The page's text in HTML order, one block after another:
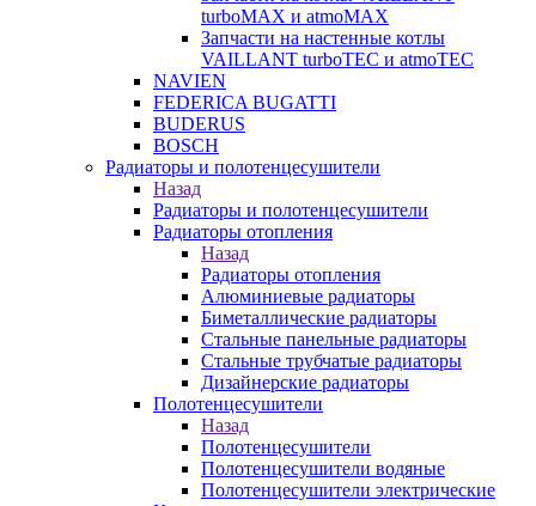
turboMAX и atmoMAX
Запчасти на настенные котлы
VAILLANT turboTEC и atmoTEC
NAVIEN
FEDERICA BUGATTI
BUDERUS
BOSCH
Радиаторы и полотенцесушители
Назад
Радиаторы и полотенцесушители
Радиаторы отопления
Назад
Радиаторы отопления
Алюминиевые радиаторы
Биметаллические радиаторы
Стальные панельные радиаторы
Стальные трубчатые радиаторы
Дизайнерские радиаторы
Полотенцесушители
Назад
Полотенцесушители
Полотенцесушители водяные
Полотенцесушители электрические